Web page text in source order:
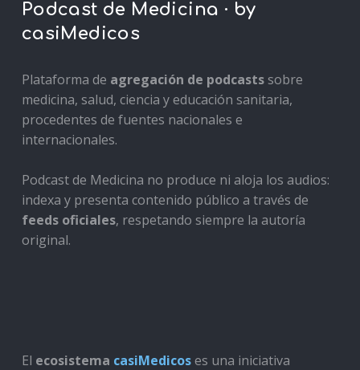
Podcast de Medicina · by
casiMedicos
Plataforma de agregación de podcastssobre
medicina, salud, ciencia y educación sanitaria,
procedentes de fuentes nacionales e
internacionales.
Podcast de Medicina no produce ni aloja los audios:
indexa y presenta contenido público a través de
feeds oficiales, respetando siempre la autoría
original.
El ecosistema casiMedicoses una iniciativa